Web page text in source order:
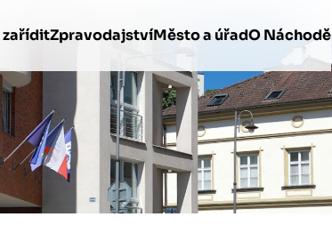
zaříditZpravodajstvíMěsto a úřadO Náchodě